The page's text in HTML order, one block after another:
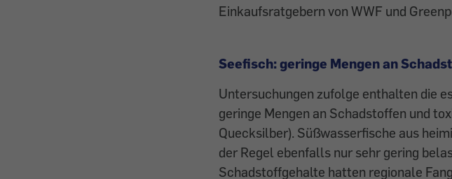
Einkaufsratgebern von WWF und
Seefisch: geringe Mengen an
Untersuchungen zufolge enthalten die
geringe Mengen an Schadstoffen und
Quecksilber). Süßwasserfische aus
der Regel ebenfalls nur sehr gering
Schadstoffgehalte hatten regionale